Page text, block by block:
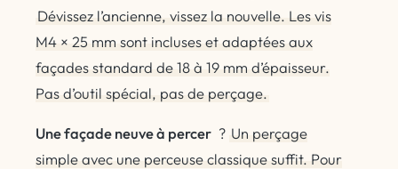
Dévissez l’ancienne, vissez la nouvelle. Les vis
M4 × 25 mm sont incluses et adaptées aux
façades standard de 18 à 19 mm d’épaisseur.
Pas d’outil spécial, pas de perçage.
Une façade neuve à percer ? Un perçage
simple avec une perceuse classique suffit. Pour